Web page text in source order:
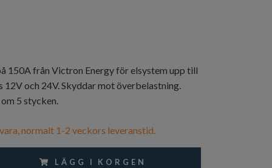
150A från Victron Energy för elsystem upp till
12V och 24V. Skyddar mot överbelastning.
5 stycken.
normalt 1-2 veckors leveranstid.
LÄGG I KORGEN